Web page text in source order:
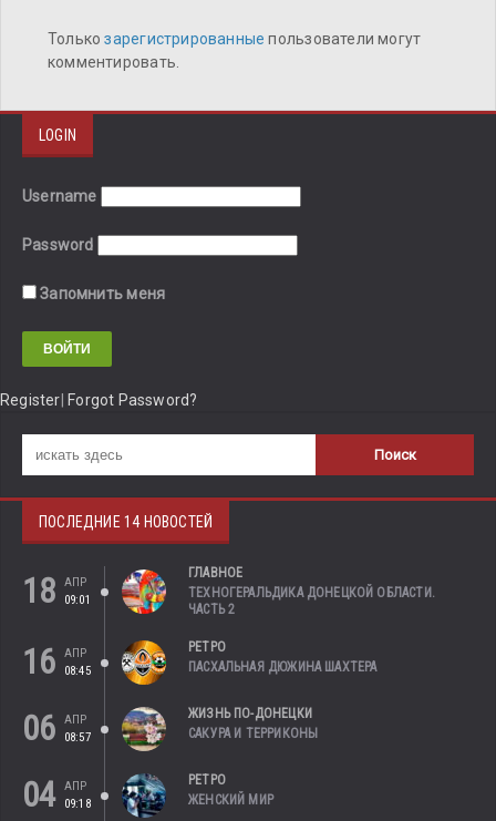
Толькозарегистрированныепользователи могут
комментировать.
LOGIN
Username
Password
Запомнить меня
Register Forgot Password?
ПОСЛЕДНИЕ 14 НОВОСТЕЙ
18
АПР
09:01
ГЛАВНОЕ
ТЕХНОГЕРАЛЬДИКА ДОНЕЦКОЙ ОБЛАСТИ.
ЧАСТЬ 2
16
АПР
08:45
РЕТРО
ПАСХАЛЬНАЯ ДЮЖИНА ШАХТЕРА
06
АПР
08:57
ЖИЗНЬ ПО-ДОНЕЦКИ
САКУРА И ТЕРРИКОНЫ
04 АПР
09:18
РЕТРО
ЖЕНСКИЙ МИР